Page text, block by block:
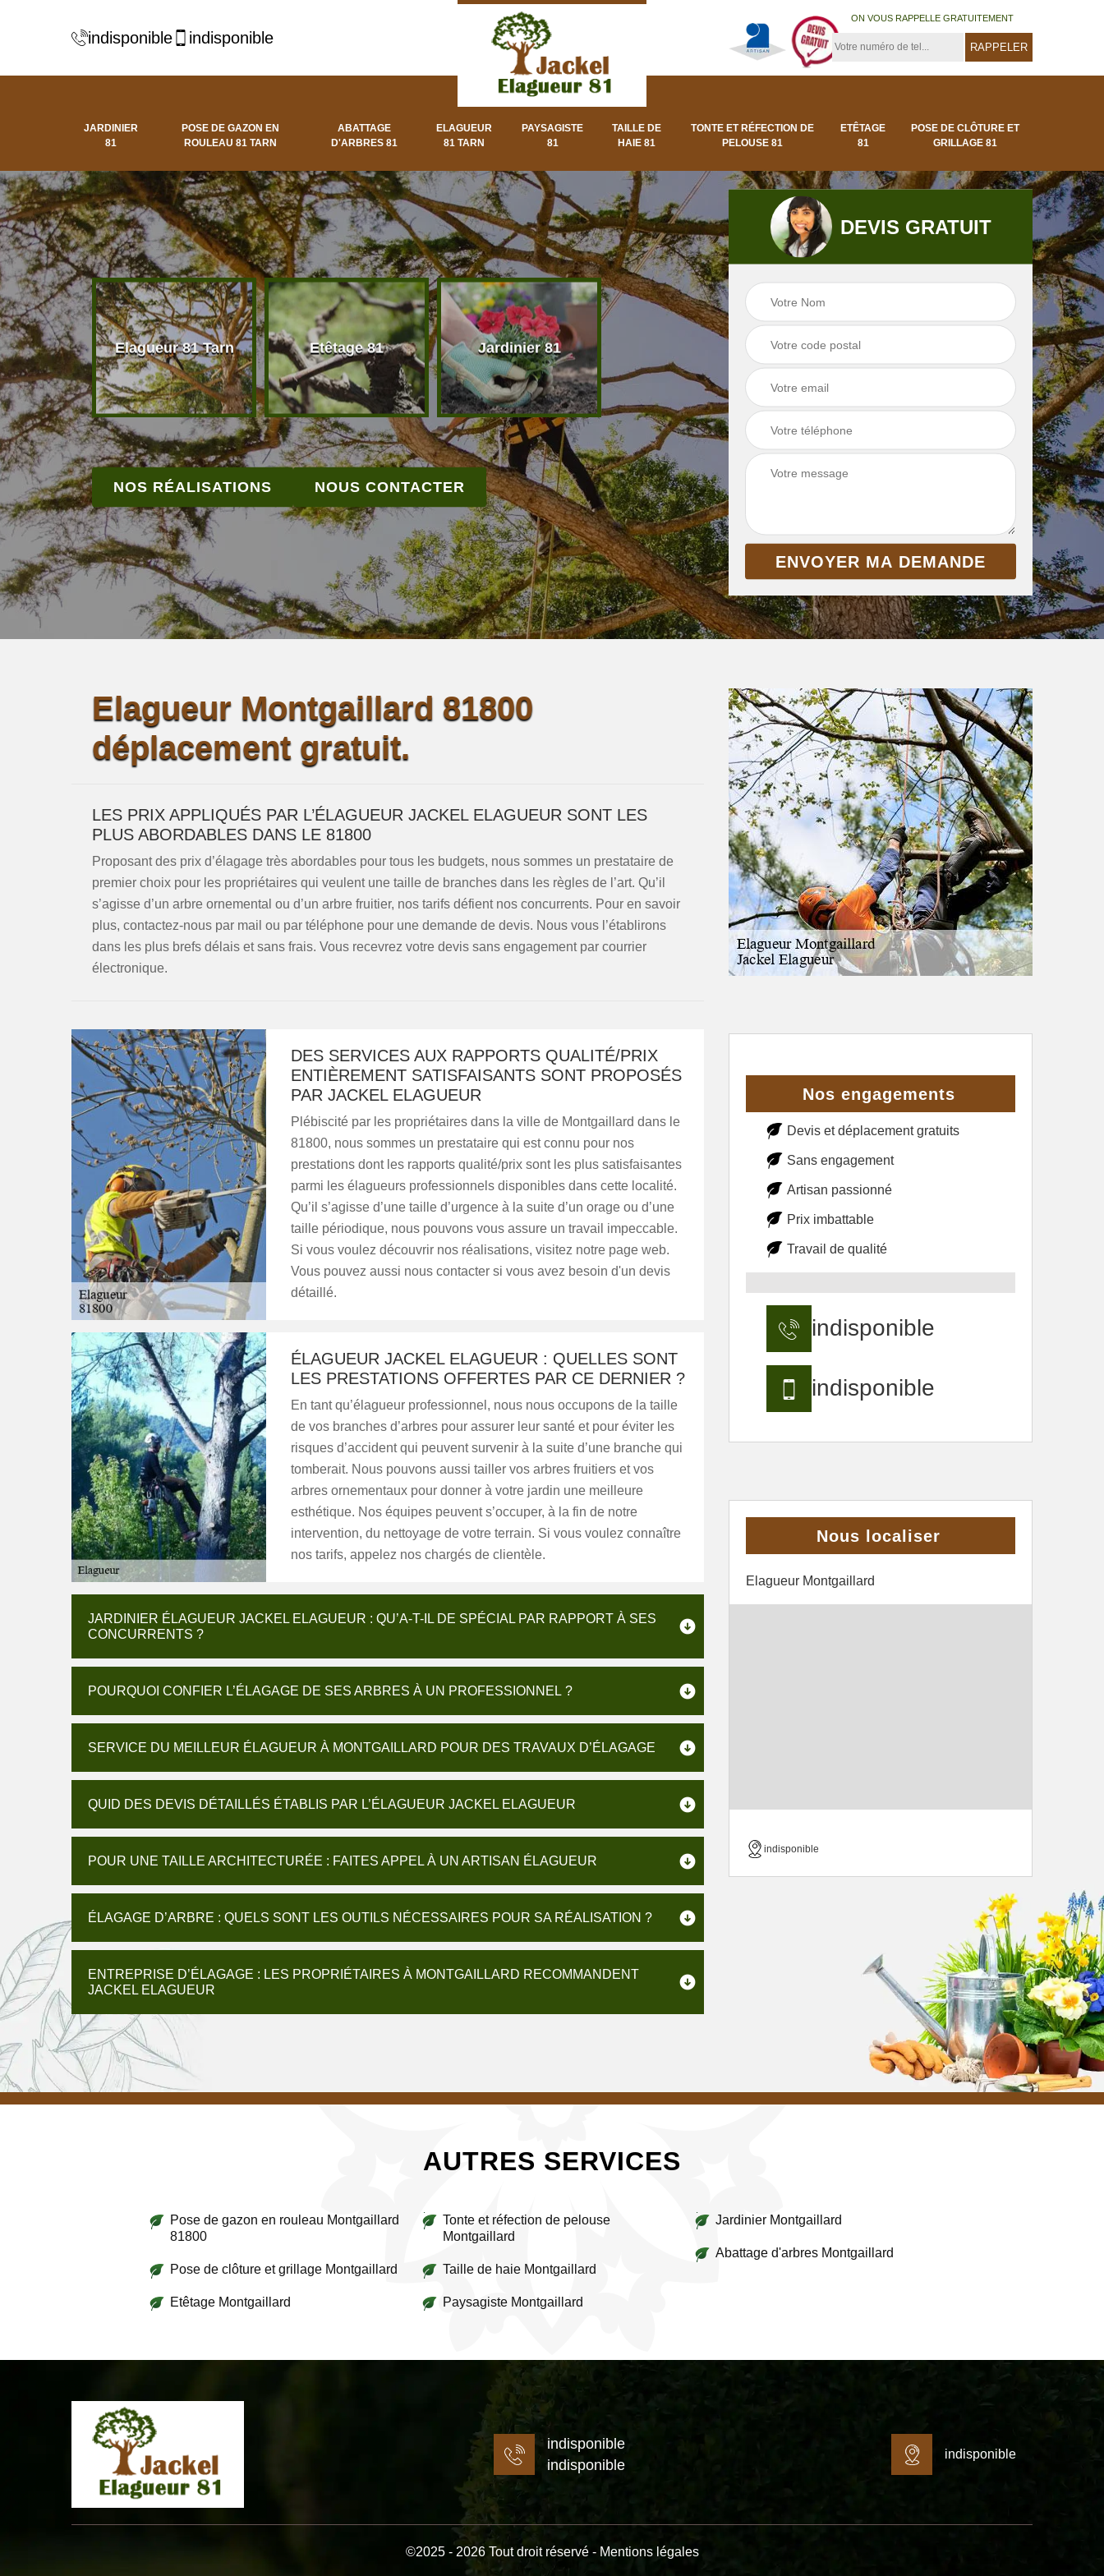
indisponible indisponible
ON VOUS RAPPELLE GRATUITEMENT
JARDINIER
81
POSE DE GAZON EN
ROULEAU 81 TARN
ABATTAGE
D'ARBRES 81
ELAGUEUR
81 TARN
PAYSAGISTE
81
TAILLE DE
HAIE 81
TONTE ET RÉFECTION DE
PELOUSE 81
ETÊTAGE
81
POSE DE CLÔTURE ET
GRILLAGE 81
d'arbres
Elagueur 81 Tarn Etêtage 81 Jardinier 81
Pose de clôture et
grillage 81
Pose de gazon en
rouleau 81 Tarn
NOS RÉALISATIONS NOUS CONTACTER
DEVIS GRATUIT
Elagueur Montgaillard 81800
déplacement gratuit.
LES PRIX APPLIQUÉS PAR L’ÉLAGUEUR JACKEL ELAGUEUR SONT LES
PLUS ABORDABLES DANS LE 81800
Proposant des prix d’élagage très abordables pour tous les budgets, nous sommes un prestataire de
premier choix pour les propriétaires qui veulent une taille de branches dans les règles de l’art. Qu’il
s’agisse d’un arbre ornemental ou d’un arbre fruitier, nos tarifs défient nos concurrents. Pour en savoir
plus, contactez-nous par mail ou par téléphone pour une demande de devis. Nous vous l’établirons
dans les plus brefs délais et sans frais. Vous recevrez votre devis sans engagement par courrier
électronique.
DES SERVICES AUX RAPPORTS QUALITÉ/PRIX
ENTIÈREMENT SATISFAISANTS SONT PROPOSÉS
PAR JACKEL ELAGUEUR
Plébiscité par les propriétaires dans la ville de Montgaillard dans le
81800, nous sommes un prestataire qui est connu pour nos
prestations dont les rapports qualité/prix sont les plus satisfaisantes
parmi les élagueurs professionnels disponibles dans cette localité.
Qu’il s’agisse d’une taille d’urgence à la suite d’un orage ou d’une
taille périodique, nous pouvons vous assure un travail impeccable.
Si vous voulez découvrir nos réalisations, visitez notre page web.
Vous pouvez aussi nous contacter si vous avez besoin d'un devis
détaillé.
ÉLAGUEUR JACKEL ELAGUEUR : QUELLES SONT
LES PRESTATIONS OFFERTES PAR CE DERNIER ?
En tant qu’élagueur professionnel, nous nous occupons de la taille
de vos branches d’arbres pour assurer leur santé et pour éviter les
risques d’accident qui peuvent survenir à la suite d’une branche qui
tomberait. Nous pouvons aussi tailler vos arbres fruitiers et vos
arbres ornementaux pour donner à votre jardin une meilleure
esthétique. Nos équipes peuvent s’occuper, à la fin de notre
intervention, du nettoyage de votre terrain. Si vous voulez connaître
nos tarifs, appelez nos chargés de clientèle.
JARDINIER ÉLAGUEUR JACKEL ELAGUEUR : QU’A-T-IL DE SPÉCIAL PAR RAPPORT À SES
CONCURRENTS ?
POURQUOI CONFIER L’ÉLAGAGE DE SES ARBRES À UN PROFESSIONNEL ?
SERVICE DU MEILLEUR ÉLAGUEUR À MONTGAILLARD POUR DES TRAVAUX D’ÉLAGAGE
QUID DES DEVIS DÉTAILLÉS ÉTABLIS PAR L’ÉLAGUEUR JACKEL ELAGUEUR
POUR UNE TAILLE ARCHITECTURÉE : FAITES APPEL À UN ARTISAN ÉLAGUEUR
ÉLAGAGE D’ARBRE : QUELS SONT LES OUTILS NÉCESSAIRES POUR SA RÉALISATION ?
ENTREPRISE D’ÉLAGAGE : LES PROPRIÉTAIRES À MONTGAILLARD RECOMMANDENT
JACKEL ELAGUEUR
Nos engagements
Devis et déplacement gratuits
Sans engagement
Artisan passionné
Prix imbattable
Travail de qualité
indisponible
indisponible
Nous localiser
Elagueur Montgaillard
indisponible
AUTRES SERVICES
Pose de gazon en rouleau Montgaillard
81800
Pose de clôture et grillage Montgaillard
Etêtage Montgaillard
Tonte et réfection de pelouse
Montgaillard
Taille de haie Montgaillard
Paysagiste Montgaillard
Jardinier Montgaillard
Abattage d'arbres Montgaillard
indisponible
indisponible
indisponible
©2025 - 2026 Tout droit réservé - Mentions légales